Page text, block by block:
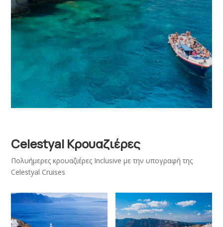
Celestyal Κρουαζιέρες
Πολυήμερες κρουαζιέρες Inclusive με την υπογραφή της
Celestyal Cruises